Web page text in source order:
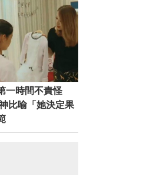
一時間不責怪